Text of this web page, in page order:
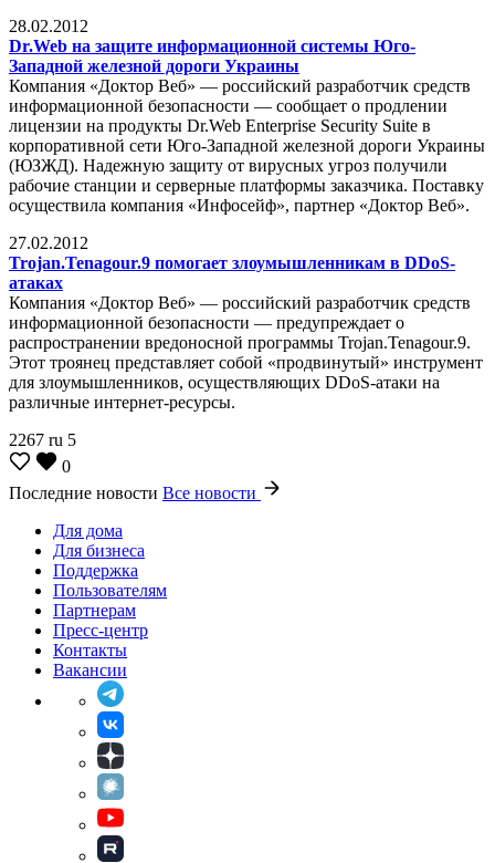
28.02.2012
Dr.Web на защите информационной системы Юго-
Западной железной дороги Украины
Компания «Доктор Веб» — российский разработчик средств
информационной безопасности — сообщает о продлении
лицензии на продукты Dr.Web Enterprise Security Suite в
корпоративной сети Юго-Западной железной дороги Украины
(ЮЗЖД). Надежную защиту от вирусных угроз получили
рабочие станции и серверные платформы заказчика. Поставку
осуществила компания «Инфосейф», партнер «Доктор Веб».
27.02.2012
Trojan.Tenagour.9 помогает злоумышленникам в DDoS-
атаках
Компания «Доктор Веб» — российский разработчик средств
информационной безопасности — предупреждает о
распространении вредоносной программы Trojan.Tenagour.9.
Этот троянец представляет собой «продвинутый» инструмент
для злоумышленников, осуществляющих DDoS-атаки на
различные интернет-ресурсы.
2267 ru 5
0
Последние новости Все новости
Для дома
Для бизнеса
Поддержка
Пользователям
Партнерам
Пресс-центр
Контакты
Вакансии